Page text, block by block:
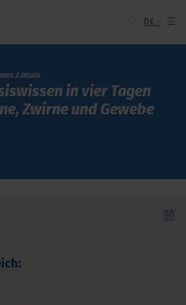
DE
Details
in vier Tagen
Zwirne und Gewebe